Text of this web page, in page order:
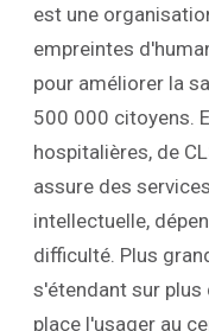
est une
empreintes
pour améliorer la
500 000 citoyens.
hospitalières, de
assure des
intellectuelle,
difficulté. Plus
s'étendant sur
place l'usager au